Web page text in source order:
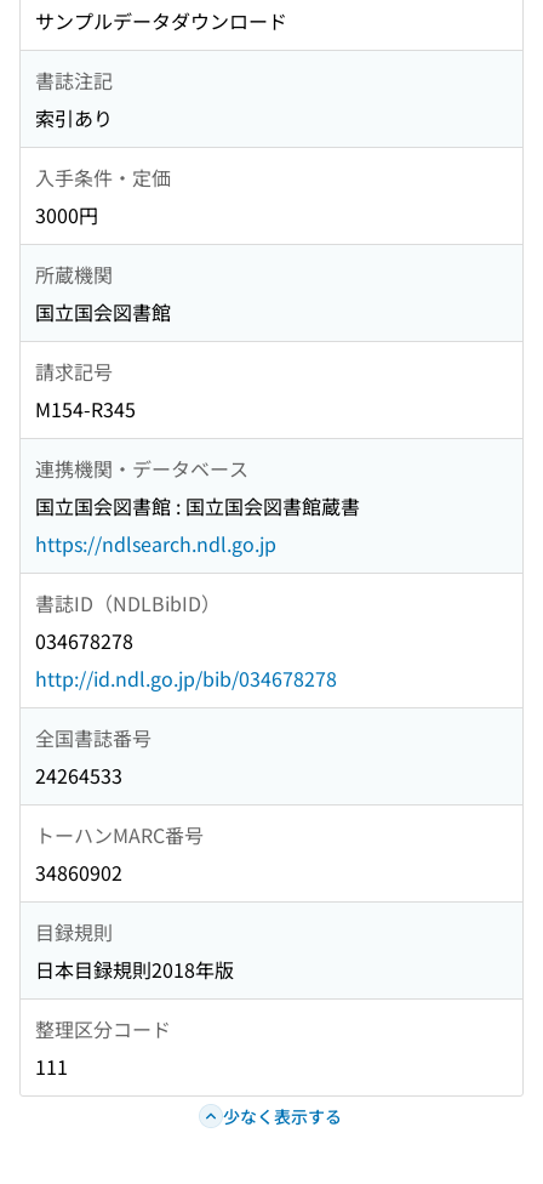
サンプルデータダウンロード
書誌注記
索引あり
入手条件・定価
3000円
所蔵機関
国立国会図書館
請求記号
M154-R345
連携機関・データベース
国立国会図書館 : 国立国会図書館蔵書
https://ndlsearch.ndl.go.jp
書誌ID（NDLBibID）
034678278
http://id.ndl.go.jp/bib/034678278
全国書誌番号
24264533
トーハンMARC番号
34860902
目録規則
日本目録規則2018年版
整理区分コード
111
少なく表示する